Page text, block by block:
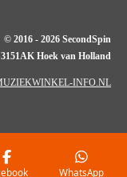
© 2016 - 2026 SecondSpin
Hoek van Holland
INFO.NL
WhatsApp